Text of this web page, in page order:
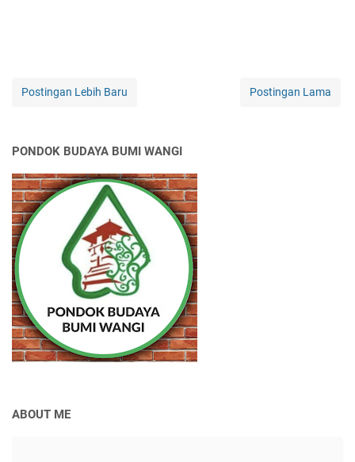
Postingan Lebih Baru Postingan Lama
PONDOK BUDAYA BUMI WANGI
ABOUT ME